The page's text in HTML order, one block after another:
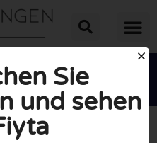
Sie
und sehen